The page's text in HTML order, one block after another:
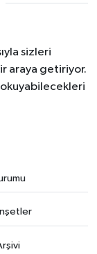
sizleri
araya getiriyor.
okuyabilecekleri